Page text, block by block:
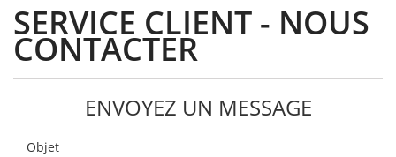
SERVICE CLIENT - NOUS
CONTACTER
ENVOYEZ UN MESSAGE
Objet